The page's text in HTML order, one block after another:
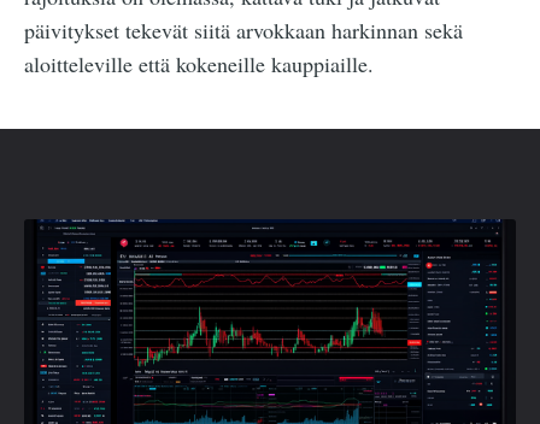
päivitykset tekevät siitä arvokkaan harkinnan sekä
aloitteleville että kokeneille kauppiaille.